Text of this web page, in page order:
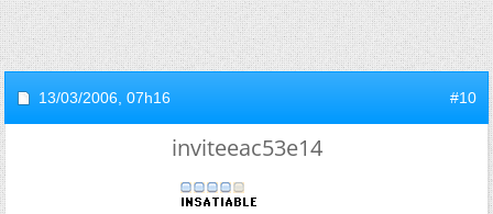
13/03/2006, 07h16 #10
inviteeac53e14